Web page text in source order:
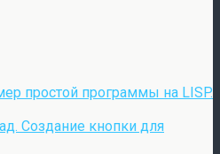
простой программы на LISP.
Создание кнопки для